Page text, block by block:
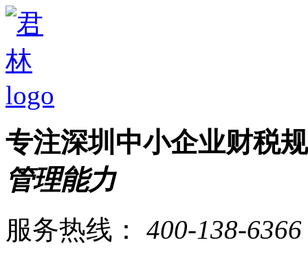
专注深圳中小企业财税
管理能力
服务热线： 400-138-6366